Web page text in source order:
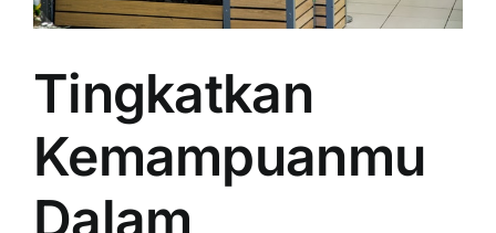
Tingkatkan
Kemampuanmu
Dalam